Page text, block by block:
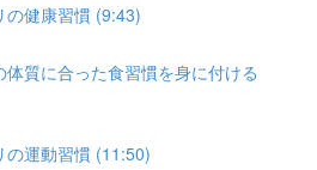
健康習慣 (9:43)
質に合った食習慣を身に付ける
運動習慣 (11:50)